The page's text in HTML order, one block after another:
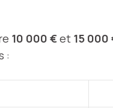
10 000 €et 15 000
: